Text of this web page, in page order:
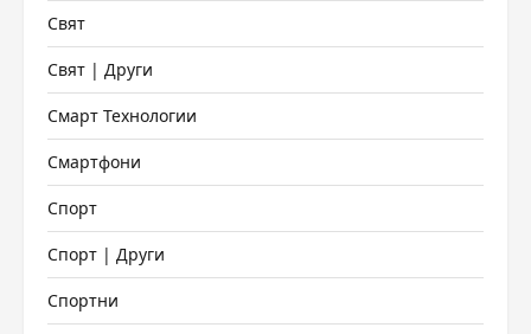
Свят
Свят | Други
Смарт Технологии
Смартфони
Спорт
Спорт | Други
Спортни